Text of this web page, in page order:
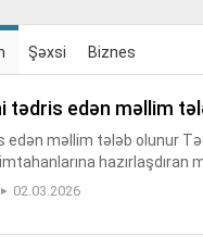
Şəxsi Biznes
tədris edən məllim
edən məllim tələb olunur
hazırlaşdıran
edə bilən Azərbaycan
02.03.2026